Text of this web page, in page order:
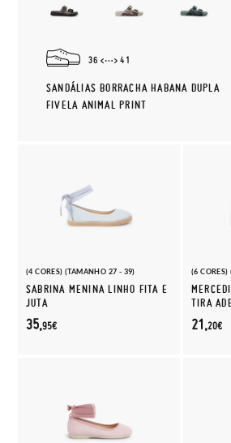
36 41
SANDÁLIAS BORRACHA HABANA DUPLA
FIVELA ANIMAL PRINT
(4 CORES) (TAMANHO 27 - 39)
SABRINA MENINA LINHO FITA E
JUTA
35,95€
(6
TIRA
21,20€